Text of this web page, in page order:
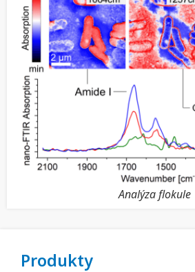
Analýza flokule
Produkty